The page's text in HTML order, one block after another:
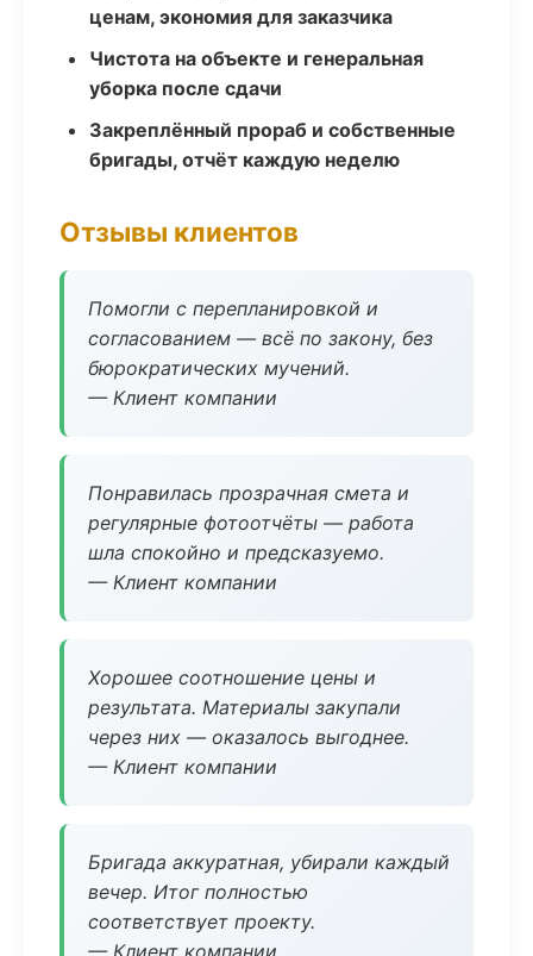
ценам, экономия для заказчика
Чистота на объекте и генеральная
уборка после сдачи
Закреплённый прораб и собственные
бригады, отчёт каждую неделю
Отзывы клиентов
Помогли с перепланировкой и
согласованием — всё по закону, без
бюрократических мучений.
— Клиент компании
Понравилась прозрачная смета и
регулярные фотоотчёты — работа
шла спокойно и предсказуемо.
— Клиент компании
Хорошее соотношение цены и
результата. Материалы закупали
через них — оказалось выгоднее.
— Клиент компании
Бригада аккуратная, убирали каждый
вечер. Итог полностью
соответствует проекту.
— Клиент компании